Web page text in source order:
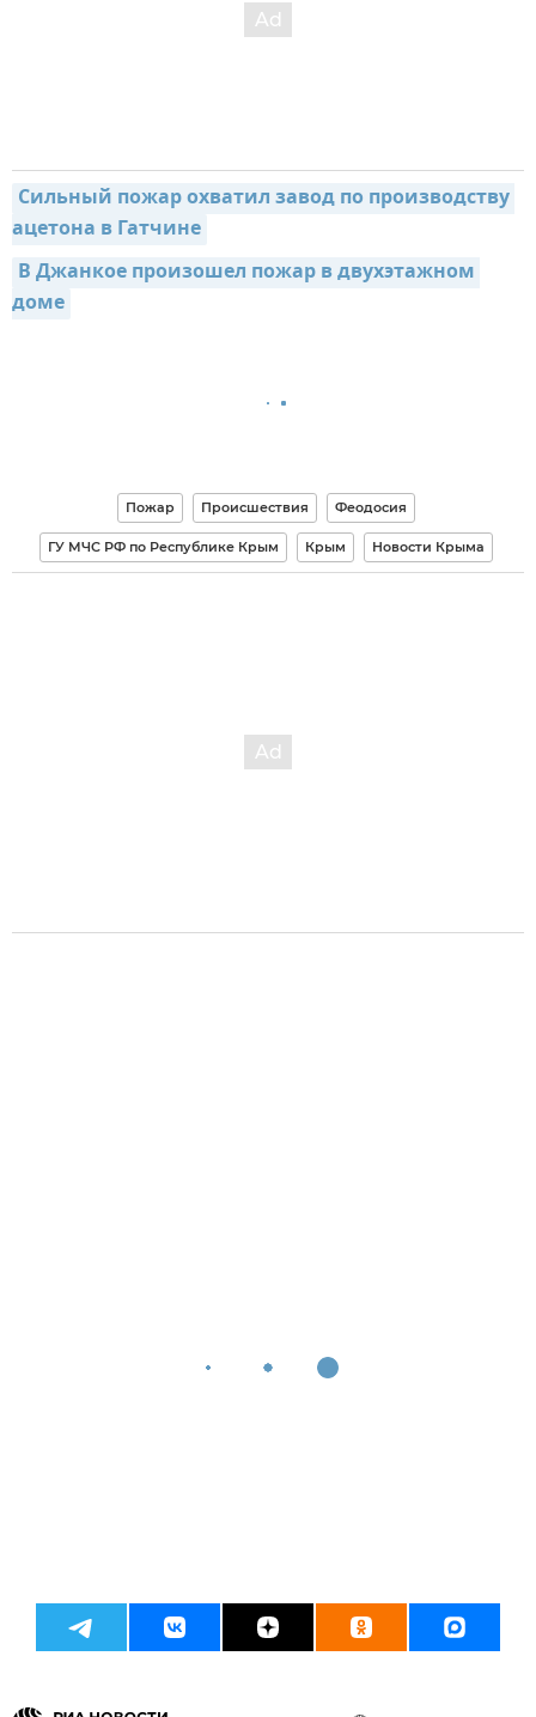
Сильный пожар охватил завод по производству
ацетона в Гатчине
В Джанкое произошел пожар в двухэтажном
доме
Пожар Происшествия Феодосия
ГУ МЧС РФ по Республике Крым Крым Новости Крыма